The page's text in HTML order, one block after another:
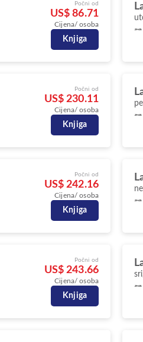
Počni od
US$ 86.71
Cijena/ osoba
Knjiga
Počni od
US$ 230.11
Cijena/ osoba
Knjiga
Počni od
US$ 242.16
Cijena/ osoba
Knjiga
Počni od
US$ 243.66
Cijena/ osoba
Knjiga